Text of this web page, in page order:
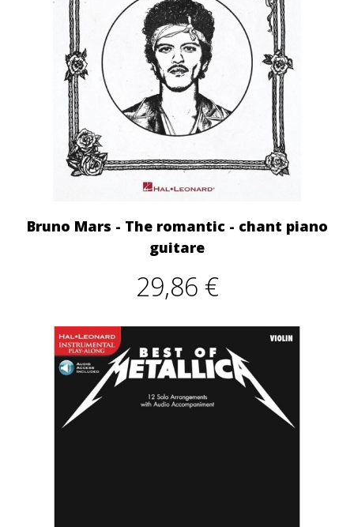
Bruno Mars - The romantic - chant piano
guitare
29,86 €